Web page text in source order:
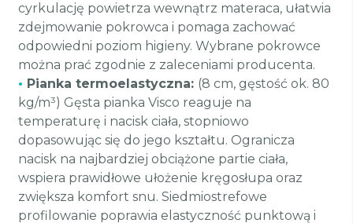
cyrkulację powietrza wewnątrz materaca, ułatwia
zdejmowanie pokrowca i pomaga zachować
odpowiedni poziom higieny. Wybrane pokrowce
można prać zgodnie z zaleceniami producenta.
• Pianka termoelastyczna: (8 cm, gęstość ok. 80
kg/m³) Gęsta pianka Visco reaguje na
temperaturę i nacisk ciała, stopniowo
dopasowując się do jego kształtu. Ogranicza
nacisk na najbardziej obciążone partie ciała,
wspiera prawidłowe ułożenie kręgosłupa oraz
zwiększa komfort snu. Siedmiostrefowe
profilowanie poprawia elastyczność punktową i